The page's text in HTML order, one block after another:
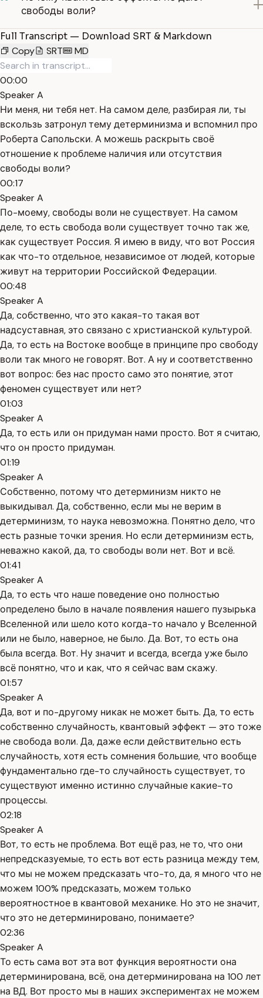
свободы воли?
Full Transcript — Download SRT & Markdown
Copy
SRT MD
00:00
Speaker A
Ни меня, ни тебя нет. На самом деле, разбирая ли, ты
вскользь затронул тему детерминизма и вспомнил про
Роберта Сапольски. А можешь раскрыть своё
отношение к проблеме наличия или отсутствия
свободы воли?
00:17
Speaker A
По-моему, свободы воли не существует. На самом
деле, то есть свобода воли существует точно так же,
как существует Россия. Я имею в виду, что вот Россия
как что-то отдельное, независимое от людей, которые
живут на территории Российской Федерации.
00:48
Speaker A
Да, собственно, что это какая-то такая вот
надсуставная, это связано с христианской культурой.
Да, то есть на Востоке вообще в принципе про свободу
воли так много не говорят. Вот. А ну и соответственно
вот вопрос: без нас просто само это понятие, этот
феномен существует или нет?
01:03
Speaker A
Да, то есть или он придуман нами просто. Вот я считаю,
что он просто придуман.
01:19
Speaker A
Собственно, потому что детерминизм никто не
выкидывал. Да, собственно, если мы не верим в
детерминизм, то наука невозможна. Понятно дело, что
есть разные точки зрения. Но если детерминизм есть,
неважно какой, да, то свободы воли нет. Вот и всё.
01:41
Speaker A
Да, то есть что наше поведение оно полностью
определено было в начале появления нашего пузырька
Вселенной или шело кото когда-то начало у Вселенной
или не было, наверное, не было. Да. Вот, то есть она
была всегда. Вот. Ну значит и всегда, всегда уже было
всё понятно, что и как, что я сейчас вам скажу.
01:57
Speaker A
Да, вот и по-другому никак не может быть. Да, то есть
собственно случайность, квантовый эффект — это тоже
не свобода воли. Да, даже если действительно есть
случайность, хотя есть сомнения большие, что вообще
фундаментально где-то случайность существует, то
существуют именно истинно случайные какие-то
процессы.
02:18
Speaker A
Вот, то есть не проблема. Вот ещё раз, не то, что они
непредсказуемые, то есть вот есть разница между тем,
что мы не можем предсказать что-то, да, я много что не
можем 100% предсказать, можем только
вероятностное в квантовой механике. Но это не значит,
что это не детерминировано, понимаете?
02:36
Speaker A
То есть сама вот эта вот функция вероятности она
детерминирована, всё, она детерминирована на 100 лет
на ВД. Вот просто мы в наших экспериментах не можем